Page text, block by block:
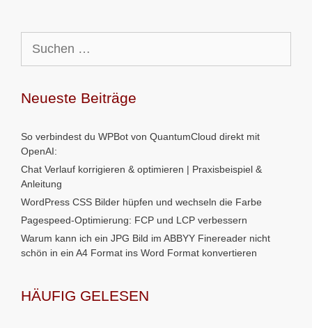
nach:
Neueste Beiträge
So verbindest du WPBot von QuantumCloud direkt mit
OpenAI:
Chat Verlauf korrigieren & optimieren | Praxisbeispiel &
Anleitung
WordPress CSS Bilder hüpfen und wechseln die Farbe
Pagespeed-Optimierung: FCP und LCP verbessern
Warum kann ich ein JPG Bild im ABBYY Finereader nicht
schön in ein A4 Format ins Word Format konvertieren
HÄUFIG GELESEN